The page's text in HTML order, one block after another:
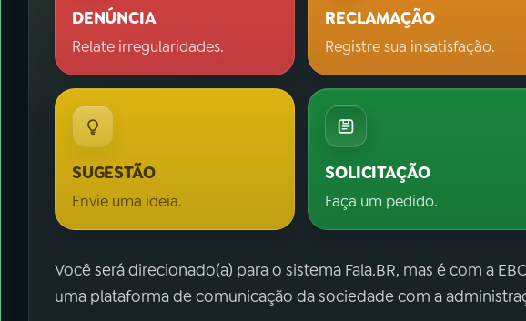
DENÚNCIA
Relate irregularidades.
RECLAMAÇÃO
Registre sua insatisfação.
SUGESTÃO
Envie uma ideia.
SOLICITAÇÃO
Faça um pedido.
Você será direcionado(a) para o sistema Fala.BR, mas é com a
uma plataforma de comunicação da sociedade com a